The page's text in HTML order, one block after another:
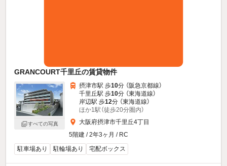
GRANCOURT千里丘の賃貸物件
すべての写真
摂津市駅 歩10分 （阪急京都線）
千里丘駅 歩10分 （東海道線）
岸辺駅 歩12分 （東海道線）
ほか1駅（徒歩20分圏内）
大阪府摂津市千里丘4丁目
5階建 / 2年3ヶ月 / RC
駐車場あり
駐輪場あり 宅配ボックス